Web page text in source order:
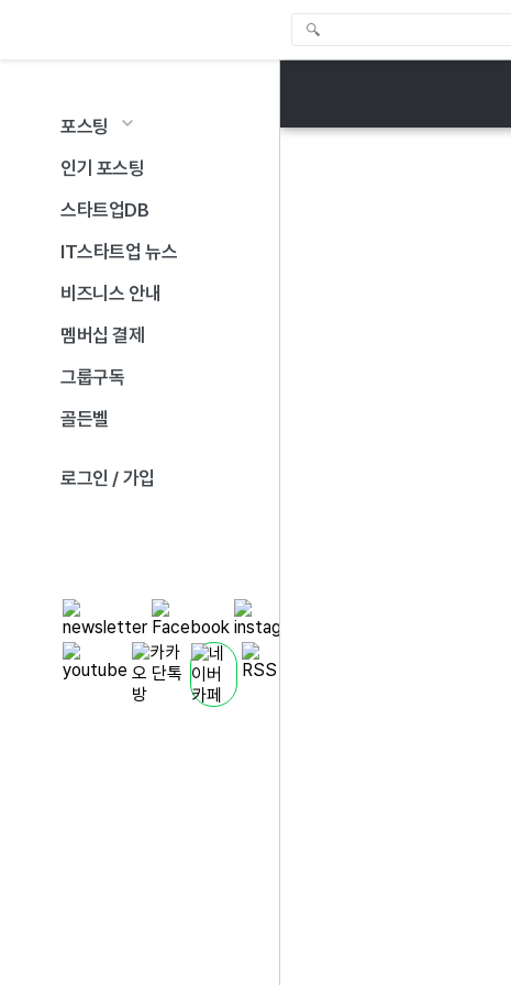
포스팅
인기 포스팅
스타트업DB
IT스타트업 뉴스
비즈니스 안내
멤버십 결제
그룹구독
골든벨
로그인 / 가입